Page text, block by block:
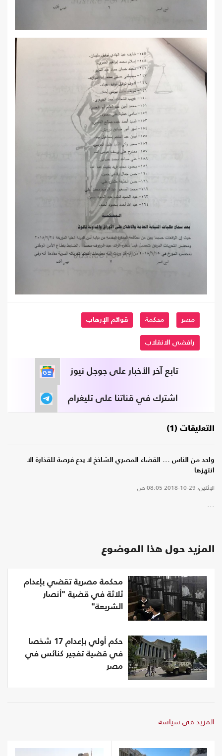
مصر محكمة قوائم الإرهاب
رافضي الانقلاب
تابع آخر الأخبار على جوجل نيوز
اشترك في قناتنا على تليغرام
التعليقات (1)
واحد من الناس ... القضاء المصري الشاخخ لا يدع فرصة للقذارة الا
انتهزها
الإثنين، 29-10-2018 08:05 ص
...
المزيد حول هذا الموضوع
محكمة مصرية تقضي بإعدام
ثلاثة في قضية "أنصار
الشريعة"
حكم أولي بإعدام 17 شخصا
في قضية تفجير كنائس في
مصر
المزيد في سياسة